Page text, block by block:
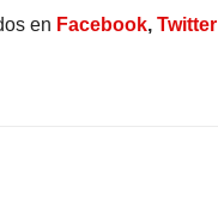
en Facebook, Twitter